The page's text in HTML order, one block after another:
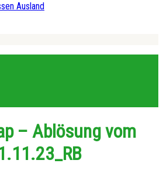
Ausland
– Ablösung vom